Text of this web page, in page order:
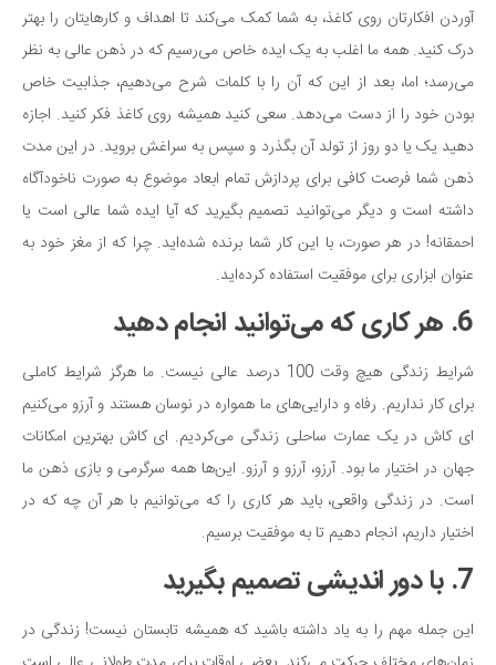
آوردن افکارتان روی کاغذ، به شما کمک می‌کند تا اهداف و کارهایتان را بهتر
درک کنید. همه ما اغلب به یک ایده خاص می‌رسیم که در ذهن عالی به نظر
می‌رسد؛ اما، بعد از این که آن را با کلمات شرح می‌دهیم، جذابیت خاص
بودن خود را از دست می‌دهد. سعی کنید همیشه روی کاغذ فکر کنید. اجازه
دهید یک یا دو روز از تولد آن بگذرد و سپس به سراغش بروید. در این مدت
ذهن شما فرصت کافی برای پردازش تمام ابعاد موضوع به صورت ناخودآگاه
داشته است و دیگر می‌توانید تصمیم بگیرید که آیا ایده شما عالی است یا
احمقانه! در هر صورت، با این کار شما برنده شده‌اید. چرا که از مغز خود به
عنوان ابزاری برای موفقیت استفاده کرده‌اید.
6. هر کاری که می‌توانید انجام دهید
شرایط زندگی هیچ وقت 100 درصد عالی نیست. ما هرگز شرایط کاملی
برای کار نداریم. رفاه و دارایی‌های ما همواره در نوسان هستند و آرزو می‌کنیم
ای کاش در یک عمارت ساحلی زندگی می‌کردیم. ای کاش بهترین امکانات
جهان در اختیار ما بود. آرزو، آرزو و آرزو. این‌ها همه سرگرمی و بازی ذهن ما
است. در زندگی واقعی، باید هر کاری را که می‌توانیم با هر آن چه که در
اختیار داریم، انجام دهیم تا به موفقیت برسیم.
7. با دور اندیشی تصمیم بگیرید
این جمله مهم را به یاد داشته باشید که همیشه تابستان نیست! زندگی در